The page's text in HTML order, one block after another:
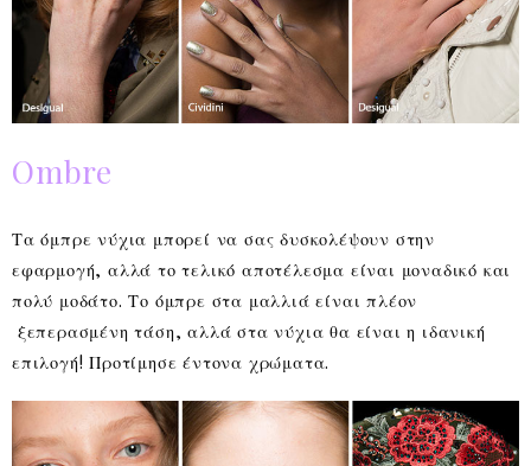
Ombre
Τα όμπρε νύχια μπορεί να σας δυσκολέψουν στην
εφαρμογή, αλλά το τελικό αποτέλεσμα είναι μοναδικό και
πολύ μοδάτο. Το όμπρε στα μαλλιά είναι πλέον
ξεπερασμένη τάση, αλλά στα νύχια θα είναι η ιδανική
επιλογή! Προτίμησε έντονα χρώματα.